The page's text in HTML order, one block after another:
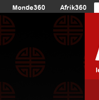
Monde360 Afrik360